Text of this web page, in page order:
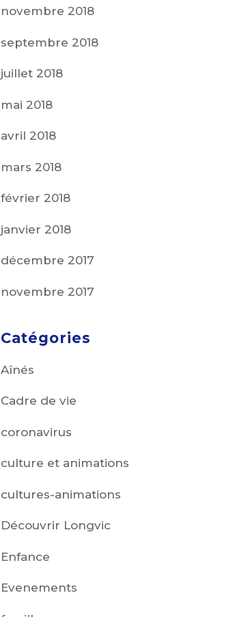
novembre 2018
septembre 2018
juillet 2018
mai 2018
avril 2018
mars 2018
février 2018
janvier 2018
décembre 2017
novembre 2017
Catégories
Aînés
Cadre de vie
coronavirus
culture et animations
cultures-animations
Découvrir Longvic
Enfance
Evenements